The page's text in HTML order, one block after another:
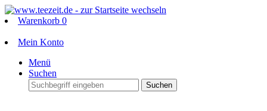
Warenkorb 0
Mein Konto
Menü
Suchen
Suchen